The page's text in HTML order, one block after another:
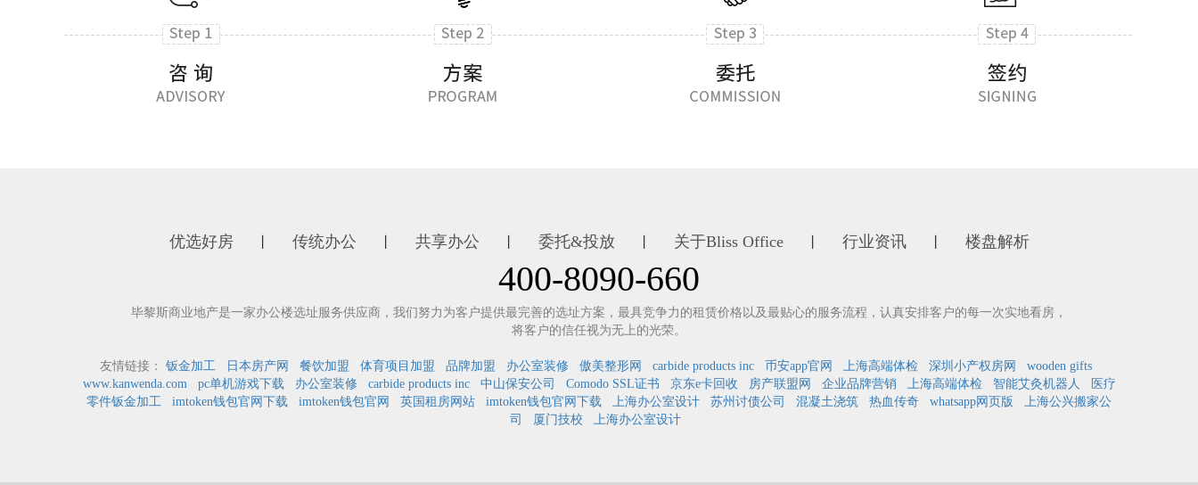
优选好房 传统办公 共享办公 委托&投放 关于Bliss Office 行业资讯 楼盘解析
400-8090-660
毕黎斯商业地产是一家办公楼选址服务供应商，我们努力为客户提供最完善的选址方案，最具竞争力的租赁价格以及最贴心的服务流程，认真安排客户的每一次实地看房，
将客户的信任视为无上的光荣。
友情链接： 钣金加工 日本房产网 餐饮加盟 体育项目加盟 品牌加盟 办公室装修 傲美整形网 carbide products inc 币安app官网 上海高端体检 深圳小产权房网
wooden gifts
www.kanwenda.com
pc单机游戏下载 办公室装修 carbide products inc 中山保安公司 Comodo SSL证书 京东e卡回收 房产联盟网 企业品牌营销 上海高端体检 智能艾灸机器人
医疗
零件钣金加工
imtoken钱包官网下载 imtoken钱包官网 英国租房网站 imtoken钱包官网下载 上海办公室设计 苏州讨债公司 混凝土浇筑 热血传奇 whatsapp网页版
上海公兴搬家公
司
厦门技校 上海办公室设计